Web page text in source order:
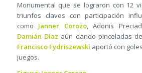
Monumental que se lograron con 12
triunfos claves con participación
como Janner Corozo, Adonis
Damián Díaz aún dando pinceladas
Francisco Fydriszewski aportó con
juegos.